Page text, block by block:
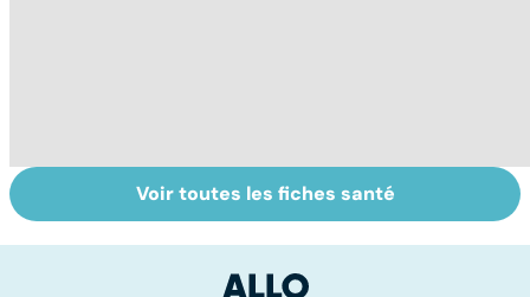
Tout savoir sur
les infections
Inflammation des
amygdales : que
d'angine ?
Voir toutes les fiches santé